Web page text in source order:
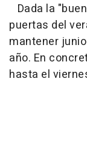
Dada la
puertas del
mantener
año. En
hasta el